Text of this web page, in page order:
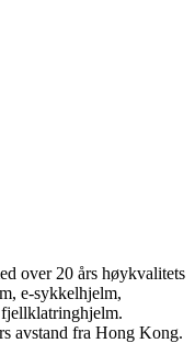
over 20 års høykvalitets
e-sykkelhjelm,
avstand fra Hong Kong.